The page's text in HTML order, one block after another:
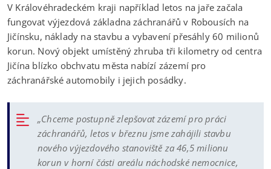
V Královéhradeckém kraji například letos na jaře začala
fungovat výjezdová základna záchranářů v Robousích na
Jičínsku, náklady na stavbu a vybavení přesáhly 60 milionů
korun. Nový objekt umístěný zhruba tři kilometry od centra
Jičína blízko obchvatu města nabízí zázemí pro
záchranářské automobily i jejich posádky.
„Chceme postupně zlepšovat zázemí pro práci
záchranářů, letos v březnu jsme zahájili stavbu
nového výjezdového stanoviště za 46,5 milionu
korun v horní části areálu náchodské nemocnice,